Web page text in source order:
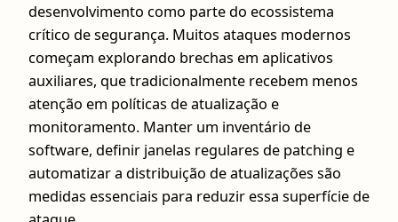
desenvolvimento como parte do ecossistema
crítico de segurança. Muitos ataques modernos
começam explorando brechas em aplicativos
auxiliares, que tradicionalmente recebem menos
atenção em políticas de atualização e
monitoramento. Manter um inventário de
software, definir janelas regulares de patching e
automatizar a distribuição de atualizações são
medidas essenciais para reduzir essa superfície de